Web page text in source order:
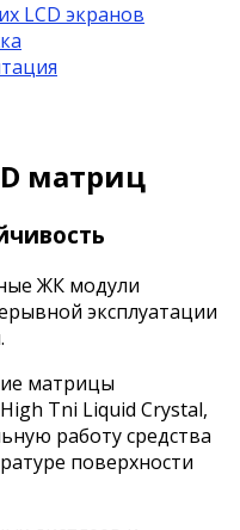
LCD экранов
матриц
ЖК модули
эксплуатации
матрицы
Tni Liquid Crystal,
работу средства
поверхности